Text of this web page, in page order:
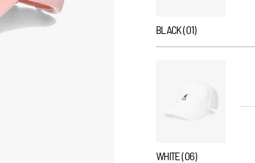
BLACK (01)
WHITE (06)